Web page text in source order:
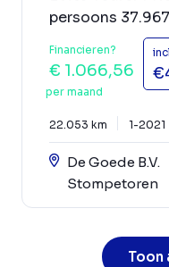
persoons
Financieren?
€ 1.066,56
per maand
22.053 km 1-2021
De Goede B.V.
Stompetoren
Toon